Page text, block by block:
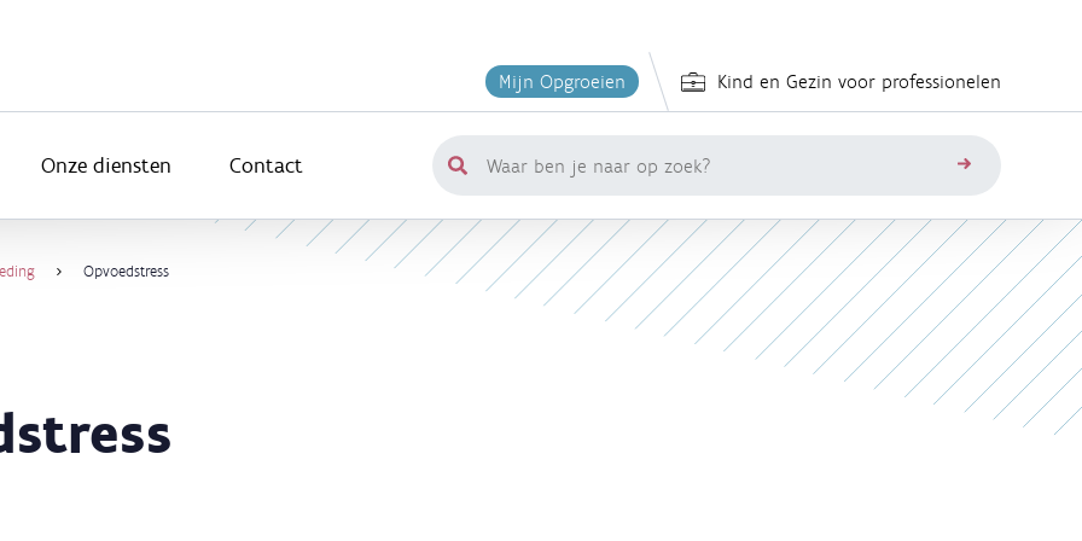
Mijn Opgroeien Kind en Gezin voor professionelen
Onze diensten Contact
Waar
je
naar
Opvoedstress